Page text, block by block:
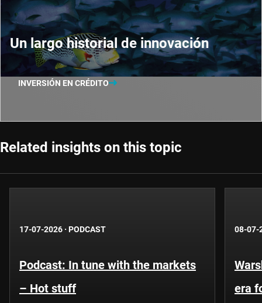
Un largo historial de innovación
INVERSIÓN EN CRÉDITO
Related insights on this topic
17-07-2026 · PODCAST
Podcast: In tune with the markets
– Hot stuff
08-07-
era